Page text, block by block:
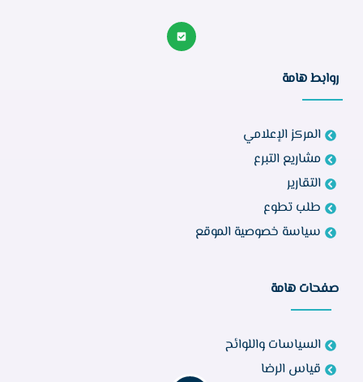
روابط هامة
المركز الإعلامي
مشاريع التبرع
التقارير
طلب تطوع
سياسة خصوصية الموقع
صفحات هامة
السياسات واللوائح
قياس الرضا